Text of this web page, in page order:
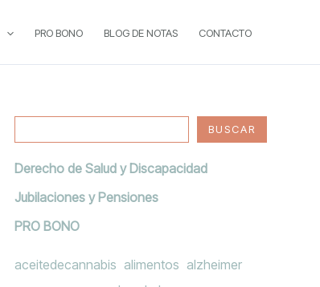
PRO BONO BLOG DE NOTAS CONTACTO
s
a
r
BUSCAR
Derecho de Salud y Discapacidad
Jubilaciones y Pensiones
PRO BONO
aceitedecannabis alimentos alzheimer